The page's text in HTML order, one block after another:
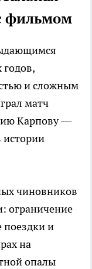
фильмом
и сложным
матч
Карпову —
истории
чиновников
ограничение
поездки и
на
опалы